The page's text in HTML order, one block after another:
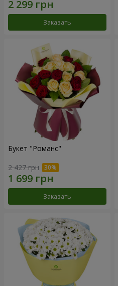
Заказать
Букет "Романс"
2 427 грн
Заказать